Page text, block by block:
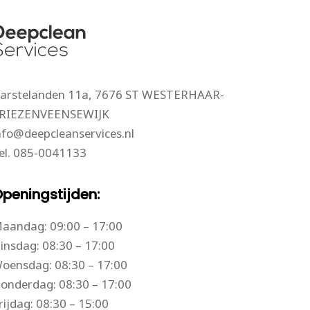
11a, 7676 ST WESTERHAAR-
085-0041133
09:00 – 17:00
08:30 – 17:00
08:30 – 17:00
08:30 – 17:00
08:30 – 15:00